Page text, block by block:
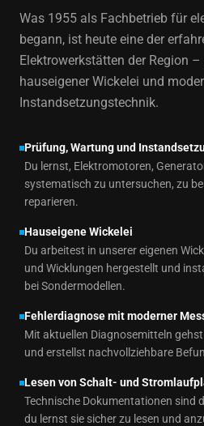
Was 1955 als Fachbetrieb für
begann, ist heute eine der
Elektrowerkstätten der Region
hauseigener Wickelei und
Instandsetzungstechnik.
Prüfung, Wartung und
Du lernst, Elektromotoren,
systematisch zu untersuchen, zu
reparieren.
Hauseigene Wickelei
Du arbeitest in unserer eigenen
und Wicklungen hergestellt und
bei Sondermodellen.
Fehlerdiagnose mit moderner
Mit aktuellen Diagnosemitteln
und erstellst nachvollziehbare
Lesen von Schalt- und
Technische Dokumentationen sind
du lernst sie sicher zu lesen und